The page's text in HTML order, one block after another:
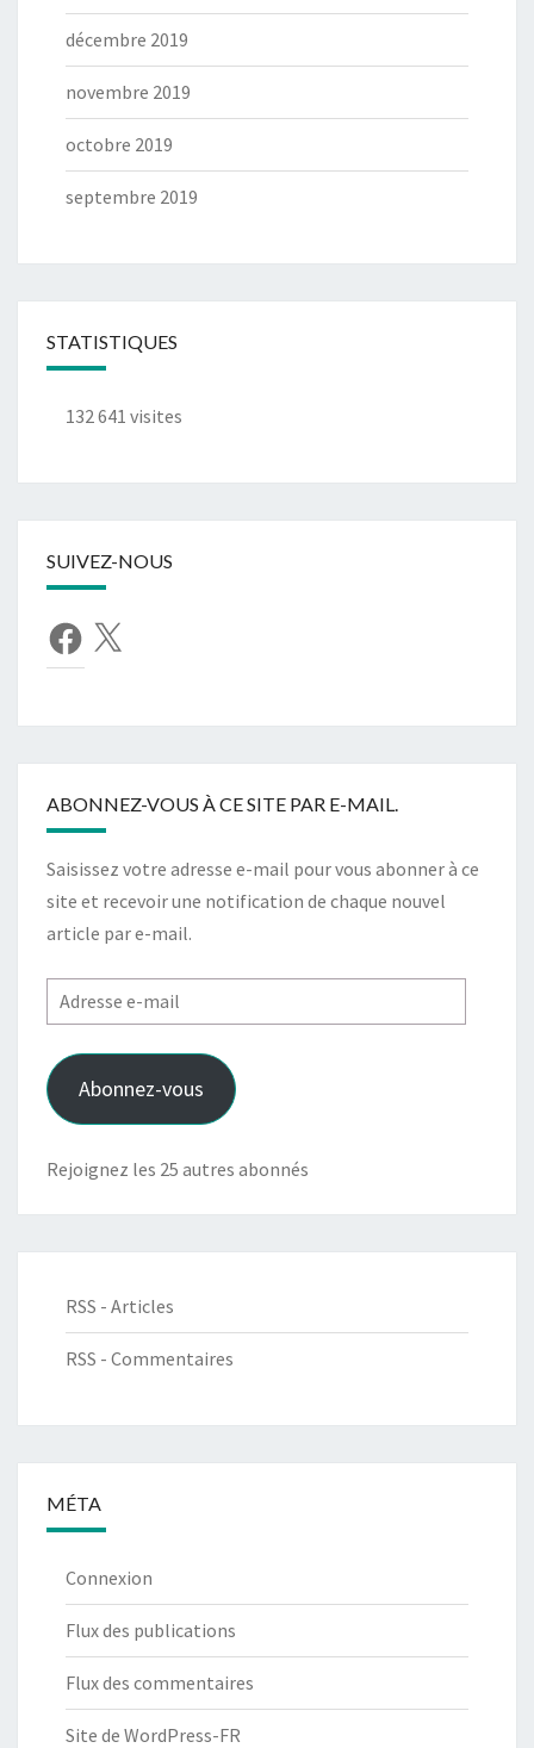
décembre 2019
novembre 2019
octobre 2019
septembre 2019
STATISTIQUES
132 641 visites
SUIVEZ-NOUS
Facebook
X
ABONNEZ-VOUS À CE SITE PAR E-MAIL.
Saisissez votre adresse e-mail pour vous abonner à ce
site et recevoir une notification de chaque nouvel
article par e-mail.
Adresse
e-
mail
Abonnez-vous
Rejoignez les 25 autres abonnés
RSS - Articles
RSS - Commentaires
MÉTA
Connexion
Flux des publications
Flux des commentaires
Site de WordPress-FR